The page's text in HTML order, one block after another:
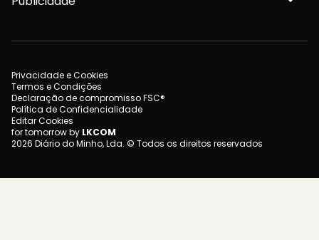
Privacidade e Cookies
Termos e Condições
Declaração de compromisso FSC®
Política de Confidencialidade
Editar Cookies
for tomorrow by LKCOM
2026 Diário do Minho, Lda. © Todos os direitos reservados